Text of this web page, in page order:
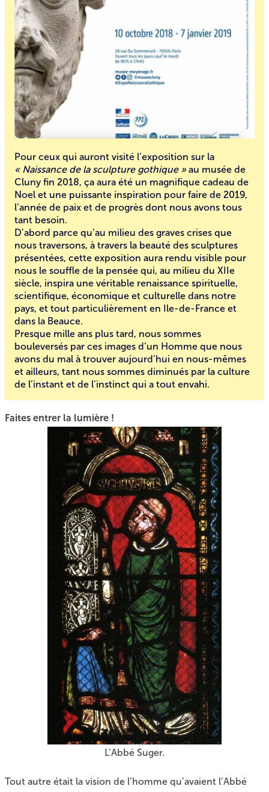
Pour ceux qui auront visité l’exposition sur la
« Naissance de la sculpture gothique »au musée de
Cluny fin 2018, ça aura été un magnifique cadeau de
Noel et une puissante inspiration pour faire de 2019,
l’année de paix et de progrès dont nous avons tous
tant besoin.
D’abord parce qu’au milieu des graves crises que
nous traversons, à travers la beauté des sculptures
présentées, cette exposition aura rendu visible pour
nous le souffle de la pensée qui, au milieu du XIIe
siècle, inspira une véritable renaissance spirituelle,
scientifique, économique et culturelle dans notre
pays, et tout particulièrement en Ile-de-France et
dans la Beauce.
Presque mille ans plus tard, nous sommes
bouleversés par ces images d’un Homme que nous
avons du mal à trouver aujourd’hui en nous-mêmes
et ailleurs, tant nous sommes diminués par la culture
de l’instant et de l’instinct qui a tout envahi.
Faites entrer la lumière !
L’Abbé Suger.
Tout autre était la vision de l’homme qu’avaient l’Abbé